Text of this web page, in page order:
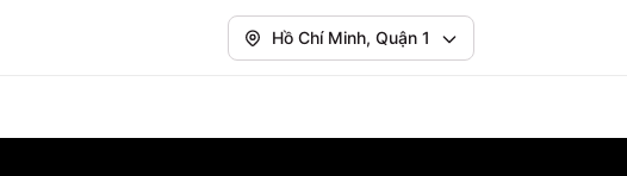
Hồ Chí Minh, Quận 1